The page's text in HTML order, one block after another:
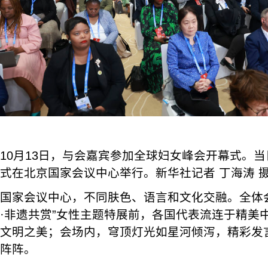
10月13日，与会嘉宾参加全球妇女峰会开幕式。
式在北京国家会议中心举行。新华社记者 丁海涛
国家会议中心，不同肤色、语言和文化交融。全体
·非遗共赏”女性主题特展前，各国代表流连于精美
文明之美；会场内，穹顶灯光如星河倾泻，精彩
阵阵。